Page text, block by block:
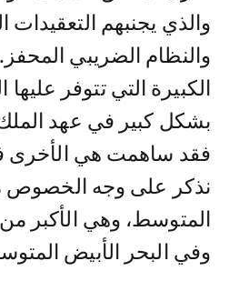
والذي يجنبهم التعقيدات
والنظام الضريبي المحفز.
الكبيرة التي تتوفر
بشكل كبير في عهد
فقد ساهمت هي الأخرى
نذكر على وجه الخصوص
المتوسط، وهي الأكبر
وفي البحر الأبيض